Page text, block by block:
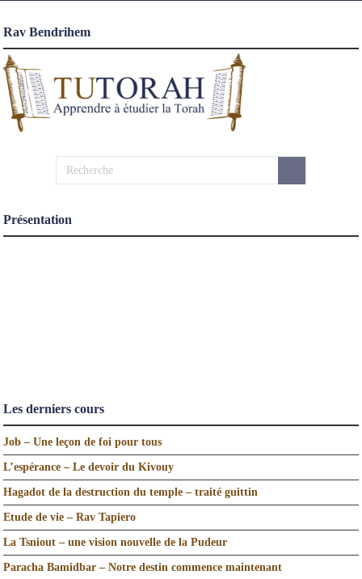
Rav Bendrihem
Présentation
Les derniers cours
Job – Une leçon de foi pour tous
L’espérance – Le devoir du Kivouy
Hagadot de la destruction du temple – traité guittin
Etude de vie – Rav Tapiero
La Tsniout – une vision nouvelle de la Pudeur
Paracha Bamidbar – Notre destin commence maintenant